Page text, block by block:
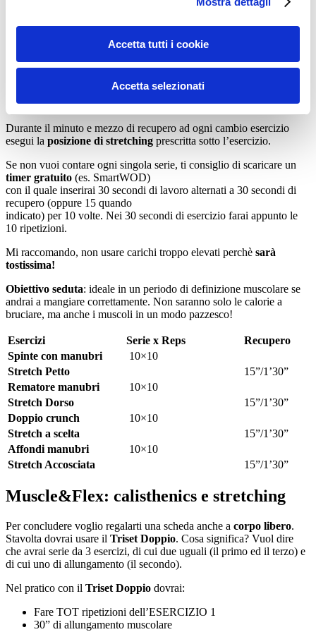
Accetta tutti i cookie
Accetta selezionati
è ideale anche nell’allenamento con i
coachGironda.
possibile, quindi era solito a programmare il10×10 con 30 secondi
15 secondi: un massacro senza precedenti a
parer mio!
Durante il minuto e mezzo di recupero ad ogni cambio esercizio
esegui la posizione di stretching prescritta sotto l’esercizio.
Se non vuoi contare ogni singola serie, ti consiglio di scaricare un
timer gratuito (es. SmartWOD)
con il quale inserirai 30 secondi di lavoro alternati a 30 secondi di
recupero (oppure 15 quando
indicato) per 10 volte. Nei 30 secondi di esercizio farai appunto le
10 ripetizioni.
Mi raccomando, non usare carichi troppo elevati perchè sarà
tostissima!
Obiettivo seduta: ideale in un periodo di definizione muscolare se
andrai a mangiare correttamente. Non saranno solo le calorie a
bruciare, ma anche i muscoli in un modo pazzesco!
Esercizi Serie x Reps
Recupero
Spinte con manubri
10×10
Stretch Petto
15”/1’30”
Rematore manubri
10×10
Stretch Dorso
15”/1’30”
Doppio crunch
10×10
Stretch a scelta
15”/1’30”
Affondi manubri
10×10
Stretch Accosciata
15”/1’30”
Muscle&Flex: calisthenics e stretching
Per concludere voglio regalarti una scheda anche a corpo libero.
Stavolta dovrai usare il Triset Doppio. Cosa significa? Vuol dire
che avrai serie da 3 esercizi, di cui due uguali (il primo ed il terzo) e
di cui uno di allungamento (il secondo).
Nel pratico con il Triset Doppio dovrai:
Fare TOT ripetizioni dell’ESERCIZIO 1
30” di allungamento muscolare